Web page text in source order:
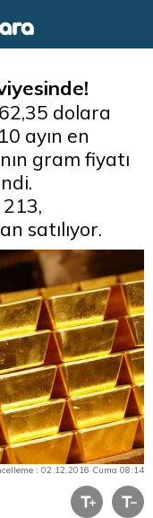
dolara
ayın en
gram fiyatı
213,
satılıyor.
: 02.12.2016 Cuma 08:14